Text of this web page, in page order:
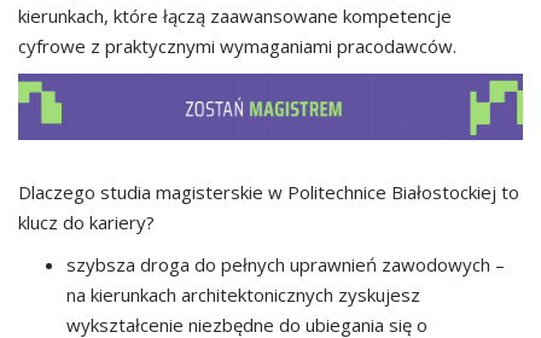
kierunkach, które łączą zaawansowane kompetencje
cyfrowe z praktycznymi wymaganiami pracodawców.
Dlaczego studia magisterskie w Politechnice Białostockiej to
klucz do kariery?
szybsza droga do pełnych uprawnień zawodowych –
na kierunkach architektonicznych zyskujesz
wykształcenie niezbędne do ubiegania się o